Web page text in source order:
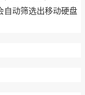
自动筛选出移动硬盘